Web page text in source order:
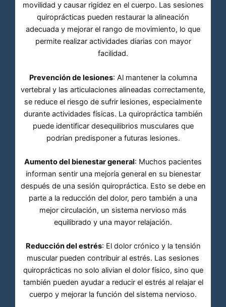
movilidad y causar rigidez en el cuerpo. Las sesiones
quiroprácticas pueden restaurar la alineación
adecuada y mejorar el rango de movimiento, lo que
permite realizar actividades diarias con mayor
facilidad.
Prevención de lesiones: Al mantener la columna
vertebral y las articulaciones alineadas correctamente,
se reduce el riesgo de sufrir lesiones, especialmente
durante actividades físicas. La quiropráctica también
puede identificar desequilibrios musculares que
podrían predisponer a futuras lesiones.
Aumento del bienestar general: Muchos pacientes
informan sentir una mejoría general en su bienestar
después de una sesión quiropráctica. Esto se debe en
parte a la reducción del dolor, pero también a una
mejor circulación, un sistema nervioso más
equilibrado y una mayor relajación.
Reducción del estrés: El dolor crónico y la tensión
muscular pueden contribuir al estrés. Las sesiones
quiroprácticas no solo alivian el dolor físico, sino que
también pueden ayudar a reducir el estrés al relajar el
cuerpo y mejorar la función del sistema nervioso.